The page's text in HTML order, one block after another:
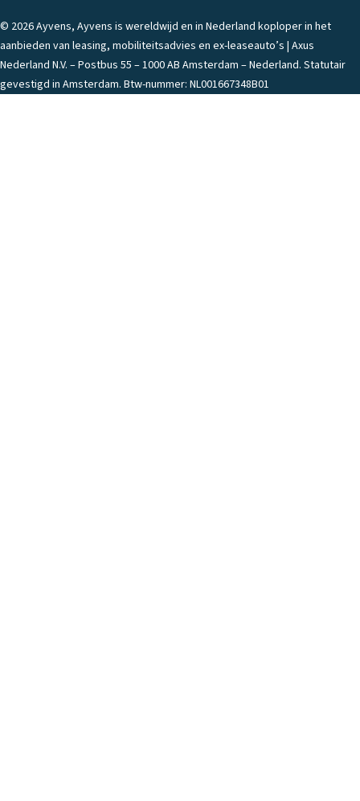
© 2026 Ayvens, Ayvens is wereldwijd en in Nederland koploper in het
aanbieden van leasing, mobiliteitsadvies en ex-leaseauto’s | Axus
Nederland N.V. – Postbus 55 – 1000 AB Amsterdam – Nederland. Statutair
gevestigd in Amsterdam. Btw-nummer: NL001667348B01